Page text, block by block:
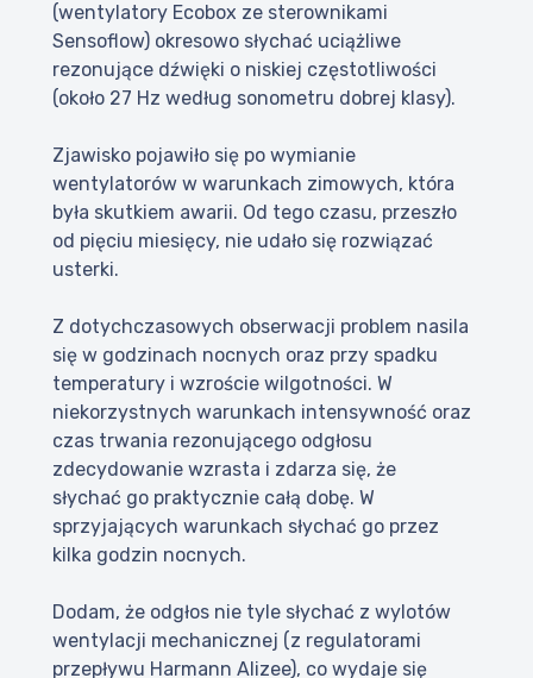
(wentylatory Ecobox ze sterownikami
Sensoflow) okresowo słychać uciążliwe
rezonujące dźwięki o niskiej częstotliwości
(około 27 Hz według sonometru dobrej klasy).
Zjawisko pojawiło się po wymianie
wentylatorów w warunkach zimowych, która
była skutkiem awarii. Od tego czasu, przeszło
od pięciu miesięcy, nie udało się rozwiązać
usterki.
Z dotychczasowych obserwacji problem nasila
się w godzinach nocnych oraz przy spadku
temperatury i wzroście wilgotności. W
niekorzystnych warunkach intensywność oraz
czas trwania rezonującego odgłosu
zdecydowanie wzrasta i zdarza się, że
słychać go praktycznie całą dobę. W
sprzyjających warunkach słychać go przez
kilka godzin nocnych.
Dodam, że odgłos nie tyle słychać z wylotów
wentylacji mechanicznej (z regulatorami
przepływu Harmann Alizee), co wydaje się